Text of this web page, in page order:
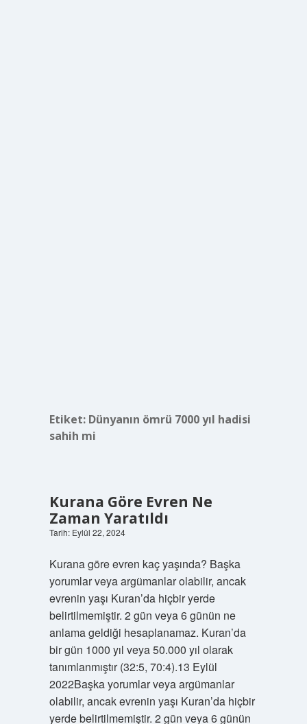
Etiket: Dünyanın ömrü 7000 yıl hadisi
sahih mi
Kurana Göre Evren Ne
Zaman Yaratıldı
Tarih: Eylül 22, 2024
Kurana göre evren kaç yaşında? Başka
yorumlar veya argümanlar olabilir, ancak
evrenin yaşı Kuran’da hiçbir yerde
belirtilmemiştir. 2 gün veya 6 günün ne
anlama geldiği hesaplanamaz. Kuran’da
bir gün 1000 yıl veya 50.000 yıl olarak
tanımlanmıştır (32:5, 70:4).13 Eylül
2022Başka yorumlar veya argümanlar
olabilir, ancak evrenin yaşı Kuran’da hiçbir
yerde belirtilmemiştir. 2 gün veya 6 günün